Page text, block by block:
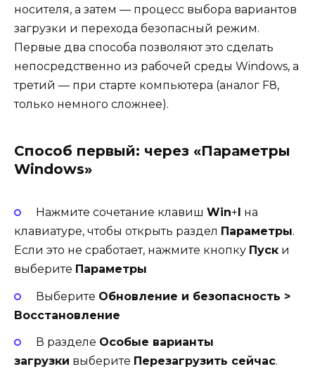
носителя, а затем — процесс выбора вариантов
загрузки и перехода безопасный режим.
Первые два способа позволяют это сделать
непосредственно из рабочей среды Windows, а
третий — при старте компьютера (аналог F8,
только немного сложнее).
Способ первый: через «Параметры
Windows»
Нажмите сочетание клавиш Win+ на
клавиатуре, чтобы открыть раздел Параметры.
Если это не сработает, нажмите кнопку Пуск и
выберите Параметры
Выберите Обновление и безопасность >
Восстановление
В разделе Особые варианты
загрузки выберите Перезагрузить сейчас.